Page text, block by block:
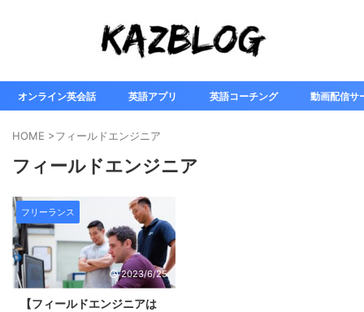
オンライン英会話 英語アプリ 英語コーチング 動画配信サ
HOME >フィールドエンジニア
フィールドエンジニア
フリーランス
2023/6/25
【フィールドエンジニアは